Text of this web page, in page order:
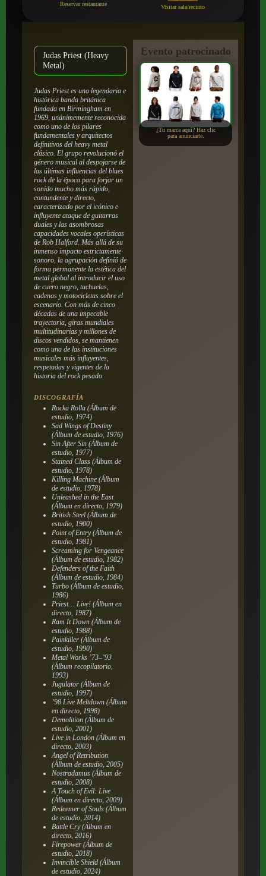
Reservar restaurante Visitar sala/recinto
Judas Priest (Heavy
Metal)
Judas Priest es una legendaria e
histórica banda británica
fundada en Birmingham en
1969, unánimemente reconocida
como uno de los pilares
fundamentales y arquitectos
definitivos del heavy metal
clásico. El grupo revolucionó el
género musical al despojarse de
las últimas influencias del blues
rock de la época para forjar un
sonido mucho más rápido,
contundente y directo,
caracterizado por el icónico e
influyente ataque de guitarras
duales y las asombrosas
capacidades vocales operísticas
de Rob Halford. Más allá de su
inmenso impacto estrictamente
sonoro, la agrupación definió de
forma permanente la estética del
metal global al introducir el uso
de cuero negro, tachuelas,
cadenas y motocicletas sobre el
escenario. Con más de cinco
décadas de una impecable
trayectoria, giras mundiales
multitudinarias y millones de
discos vendidos, se mantienen
como una de las instituciones
musicales más influyentes,
respetadas y vigentes de la
historia del rock pesado.
DISCOGRAFÍA
Rocka Rolla(Álbum de
estudio, 1974)
Sad Wings of Destiny
(Álbum de estudio, 1976)
Sin After Sin(Álbum de
estudio, 1977)
Stained Class(Álbum de
estudio, 1978)
Killing Machine(Álbum
de estudio, 1978)
Unleashed in the East
(Álbum en directo, 1979)
British Steel(Álbum de
estudio, 1900)
Point of Entry(Álbum de
estudio, 1981)
Screaming for Vengeance
(Álbum de estudio, 1982)
Defenders of the Faith
(Álbum de estudio, 1984)
Turbo(Álbum de estudio,
1986)
Priest… Live!(Álbum en
directo, 1987)
Ram It Down(Álbum de
estudio, 1988)
Painkiller(Álbum de
estudio, 1990)
Metal Works ’73–’93
(Álbum recopilatorio,
1993)
Jugulator(Álbum de
estudio, 1997)
’98 Live Meltdown(Álbum
en directo, 1998)
Demolition(Álbum de
estudio, 2001)
Live in London(Álbum en
directo, 2003)
Angel of Retribution
(Álbum de estudio, 2005)
Nostradamus(Álbum de
estudio, 2008)
A Touch of Evil: Live
(Álbum en directo, 2009)
Redeemer of Souls(Álbum
de estudio, 2014)
Battle Cry(Álbum en
directo, 2016)
Firepower(Álbum de
estudio, 2018)
Invincible Shield(Álbum
de estudio, 2024)
Evento patrocinado
por:
¿Tu marca aquí? Haz clic
para anunciarte.